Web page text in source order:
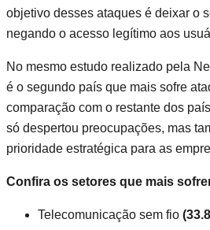
objetivo desses ataques é deixar o
negando o acesso legítimo aos
No mesmo estudo realizado pela
é o segundo país que mais sofre
comparação com o restante dos
só despertou preocupações, mas
prioridade estratégica para as
Confira os setores que mais
Telecomunicação sem fio